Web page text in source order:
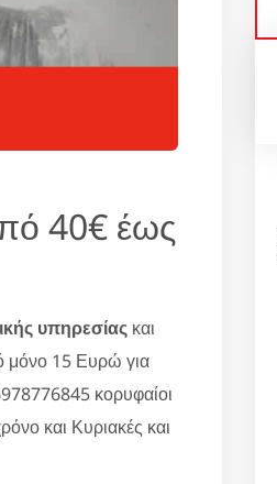
40€ έως
υπηρεσίας και
μόνο 15 Ευρώ για
κορυφαίοι
και Κυριακές και